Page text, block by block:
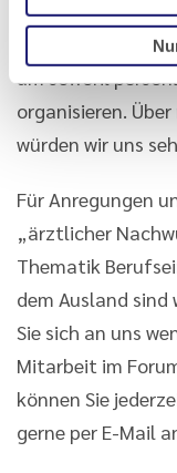
anderen
Forums. Es
um sowohl
organisieren.
würden wir uns
Für Anregungen
„ärztlicher
Thematik
dem Ausland sind
Sie sich an uns
Mitarbeit im
können Sie
gerne per E-Mail